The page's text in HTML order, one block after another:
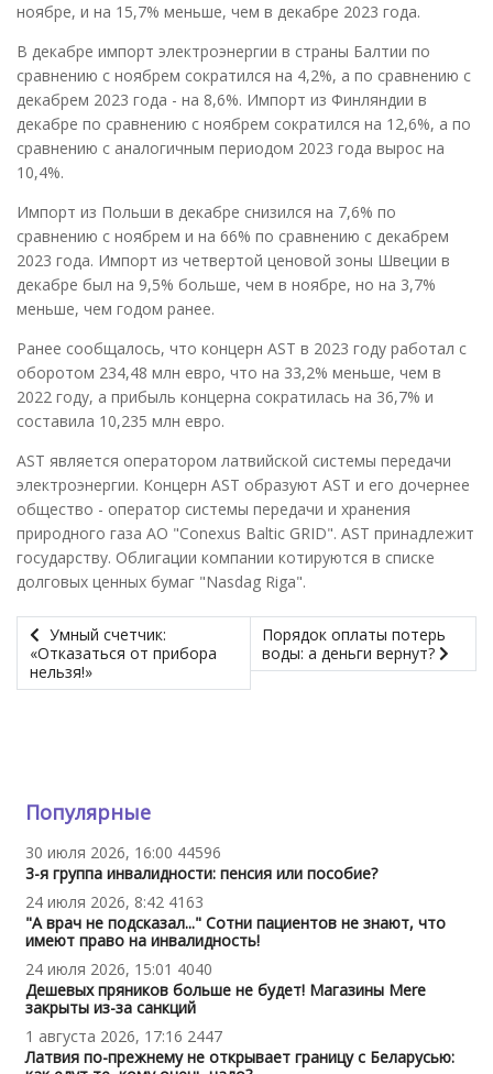
ноябре, и на 15,7% меньше, чем в декабре 2023 года.
В декабре импорт электроэнергии в страны Балтии по
сравнению с ноябрем сократился на 4,2%, а по сравнению с
декабрем 2023 года - на 8,6%. Импорт из Финляндии в
декабре по сравнению с ноябрем сократился на 12,6%, а по
сравнению с аналогичным периодом 2023 года вырос на
10,4%.
Импорт из Польши в декабре снизился на 7,6% по
сравнению с ноябрем и на 66% по сравнению с декабрем
2023 года. Импорт из четвертой ценовой зоны Швеции в
декабре был на 9,5% больше, чем в ноябре, но на 3,7%
меньше, чем годом ранее.
Ранее сообщалось, что концерн AST в 2023 году работал с
оборотом 234,48 млн евро, что на 33,2% меньше, чем в
2022 году, а прибыль концерна сократилась на 36,7% и
составила 10,235 млн евро.
AST является оператором латвийской системы передачи
электроэнергии. Концерн AST образуют AST и его дочернее
общество - оператор системы передачи и хранения
природного газа АО "Conexus Baltic GRID". AST принадлежит
государству. Облигации компании котируются в списке
долговых ценных бумаг "Nasdag Riga".
Умный счетчик:
«Отказаться от прибора
нельзя!»
Порядок оплаты потерь
воды: а деньги вернут?
Популярные
30 июля 2026, 16:00 44596
3-я группа инвалидности: пенсия или пособие?
24 июля 2026, 8:42 4163
"А врач не подсказал..." Сотни пациентов не знают, что
имеют право на инвалидность!
24 июля 2026, 15:01 4040
Дешевых пряников больше не будет! Магазины Mere
закрыты из-за санкций
1 августа 2026, 17:16 2447
Латвия по-прежнему не открывает границу с Беларусью: